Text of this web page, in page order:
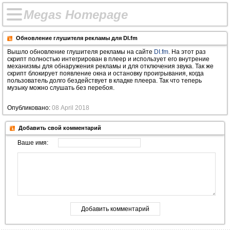
Megas Homepage
Обновление глушителя рекламы для DI.fm
Вышло обновление глушителя рекламы на сайте DI.fm. На этот раз
скрипт полностью интегрирован в плеер и использует его внутрение
механизмы для обнаружения рекламы и для отключения звука. Так же
скрипт блокирует появление окна и остановку проигрывания, когда
пользователь долго бездействует в кладке плеера. Так что теперь
музыку можно слушать без перебоя.
Опубликовано: 08 April 2018
Добавить свой комментарий
Ваше имя: